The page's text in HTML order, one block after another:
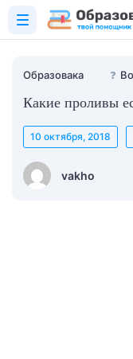
Образовака ❓
Какие проливы
vakho
10 октября, 2018